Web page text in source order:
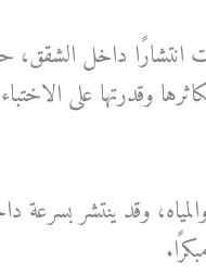
انتشارًا داخل الشقق،
وقدرتها على
وقد ينتشر بسرعة